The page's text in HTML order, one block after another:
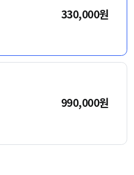
330,000원
990,000원